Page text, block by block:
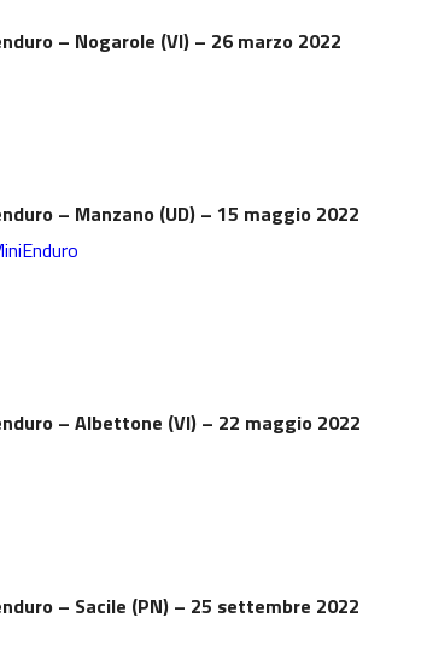
– Nogarole (VI) – 26 marzo 2022
– Manzano (UD) – 15 maggio 2022
– Albettone (VI) – 22 maggio 2022
– Sacile (PN) – 25 settembre 2022